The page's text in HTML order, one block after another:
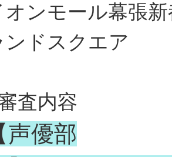
オンモール幕張
ンドスクエア
査内容
声優部